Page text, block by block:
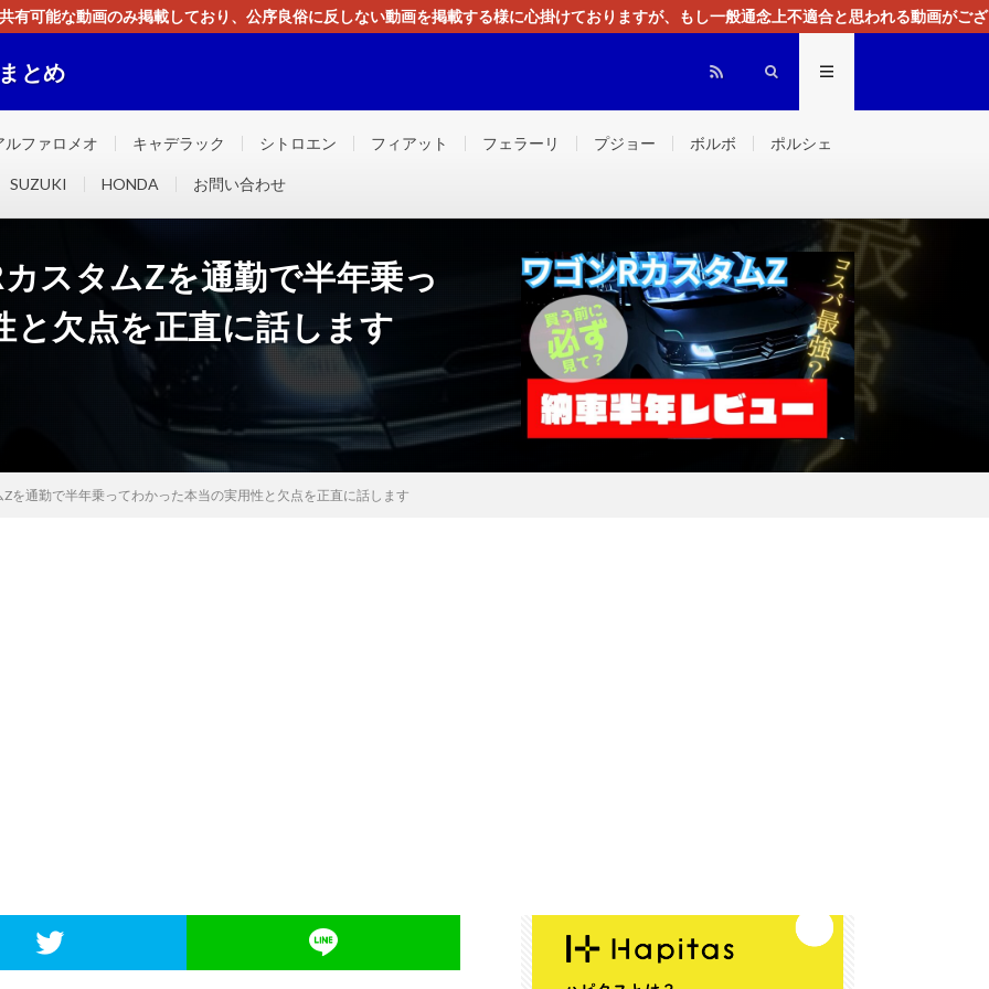
有可能な動画のみ掲載しており、公序良俗に反しない動画を掲載する様に心掛けておりますが、もし一般通念上不適合と思われる動画がござ
とめ
ルファロメオ キャデラック シトロエン フィアット フェラーリ プジョー ボルボ ポルシェ
SUZUKI HONDA お問い合わせ
スタムZを通勤で半年乗っ
と欠点を正直に話します
を通勤で半年乗ってわかった本当の実用性と欠点を正直に話します